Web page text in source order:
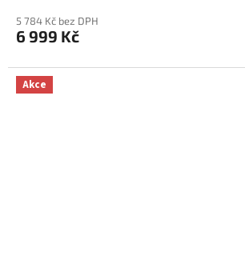
5 784 Kč bez DPH
6 999 Kč
Akce